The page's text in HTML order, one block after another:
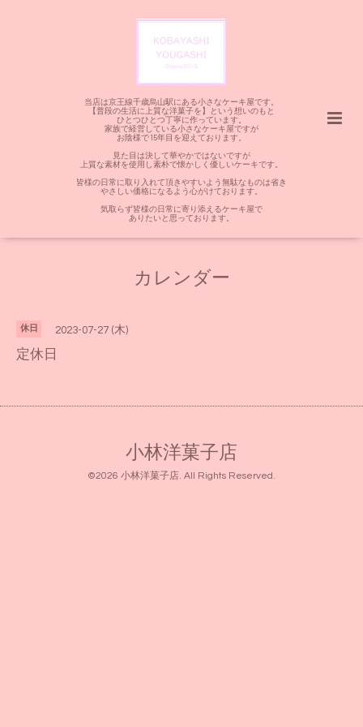
当店は京王線千歳烏山駅にある小さなケーキ屋です。
【普段の生活に上質な洋菓子を】という想いのもと
ひとつひとつ丁寧に作っています。
家族で経営している小さなケーキ屋ですが
お陰様で15年目を迎えております。
見た目は決して華やかではないですが
上質な素材を使用し素朴で懐かしく優しいケーキです。
皆様の日常に取り入れて頂きやすいよう無駄なものは省き
やさしい価格になるよう心がけております。
気取らず皆様の日常に寄り添えるケーキ屋で
ありたいと思っております。
カレンダー
休日 2023-07-27 (木)
定休日
小林洋菓子店
©2026 小林洋菓子店. All Rights Reserved.